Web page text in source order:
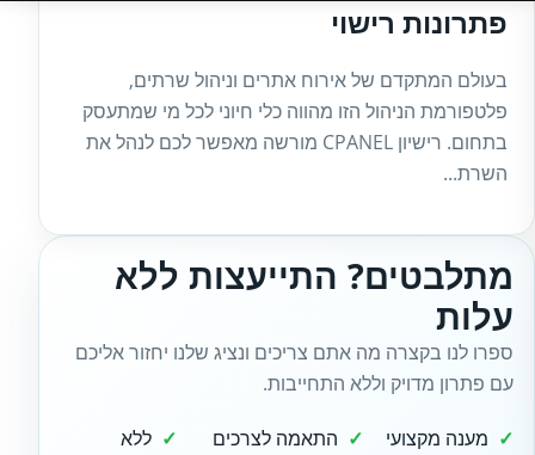
פתרונות רישוי
בעולם המתקדם של אירוח אתרים וניהול שרתים,
פלטפורמת הניהול הזו מהווה כלי חיוני לכל מי שמתעסק
בתחום. רישיון CPANEL מורשה מאפשר לכם לנהל את
השרת...
מתלבטים? התייעצות ללא
עלות
ספרו לנו בקצרה מה אתם צריכים ונציג שלנו יחזור אליכם
עם פתרון מדויק וללא התחייבות.
מענה מקצועי
התאמה לצרכים
ללא